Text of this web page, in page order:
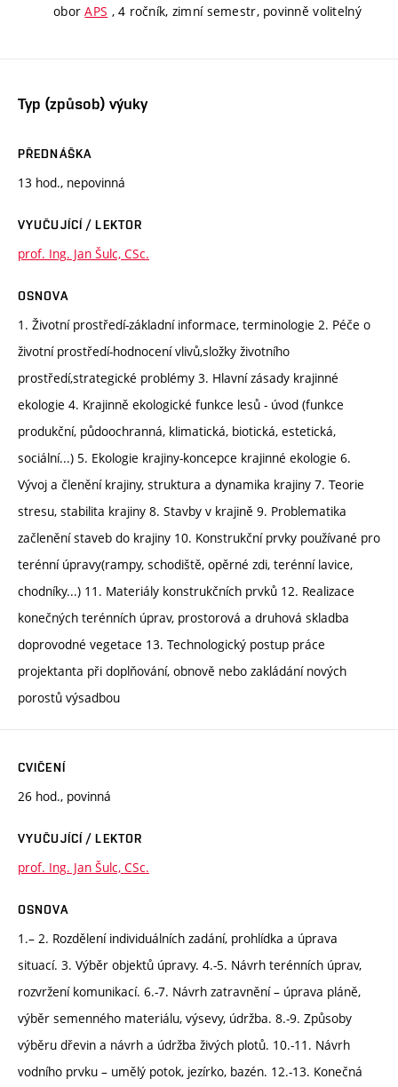
oborAPS , 4 ročník, zimní semestr, povinně volitelný
Typ (způsob) výuky
PŘEDNÁŠKA
13 hod., nepovinná
VYUČUJÍCÍ / LEKTOR
prof. Ing. Jan Šulc, CSc.
OSNOVA
1. Životní prostředí-základní informace, terminologie 2. Péče o
životní prostředí-hodnocení vlivů,složky životního
prostředí,strategické problémy 3. Hlavní zásady krajinné
ekologie 4. Krajinně ekologické funkce lesů - úvod (funkce
produkční, půdoochranná, klimatická, biotická, estetická,
sociální...) 5. Ekologie krajiny-koncepce krajinné ekologie 6.
Vývoj a členění krajiny, struktura a dynamika krajiny 7. Teorie
stresu, stabilita krajiny 8. Stavby v krajině 9. Problematika
začlenění staveb do krajiny 10. Konstrukční prvky používané pro
terénní úpravy(rampy, schodiště, opěrné zdi, terénní lavice,
chodníky...) 11. Materiály konstrukčních prvků 12. Realizace
konečných terénních úprav, prostorová a druhová skladba
doprovodné vegetace 13. Technologický postup práce
projektanta při doplňování, obnově nebo zakládání nových
porostů výsadbou
CVIČENÍ
26 hod., povinná
VYUČUJÍCÍ / LEKTOR
prof. Ing. Jan Šulc, CSc.
OSNOVA
1.– 2. Rozdělení individuálních zadání, prohlídka a úprava
situací. 3. Výběr objektů úpravy. 4.-5. Návrh terénních úprav,
rozvržení komunikací. 6.-7. Návrh zatravnění – úprava pláně,
výběr semenného materiálu, výsevy, údržba. 8.-9. Způsoby
výběru dřevin a návrh a údržba živých plotů. 10.-11. Návrh
vodního prvku – umělý potok, jezírko, bazén. 12.-13. Konečná